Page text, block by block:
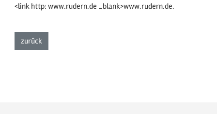
<link http: www.rudern.de _blank>www.rudern.de.
zurückzur Listenansicht